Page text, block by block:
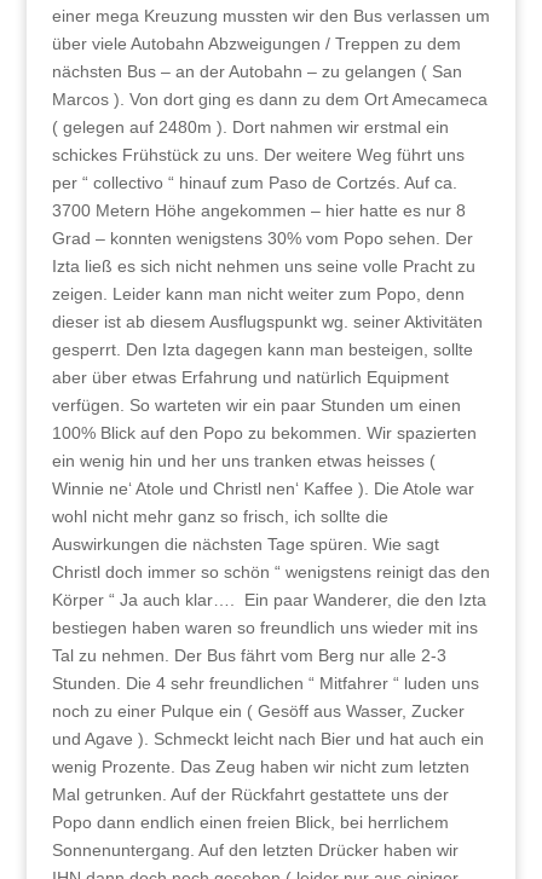
einer mega Kreuzung mussten wir den Bus verlassen um
über viele Autobahn Abzweigungen / Treppen zu dem
nächsten Bus – an der Autobahn – zu gelangen ( San
Marcos ). Von dort ging es dann zu dem Ort Amecameca
( gelegen auf 2480m ). Dort nahmen wir erstmal ein
schickes Frühstück zu uns. Der weitere Weg führt uns
per “ collectivo “ hinauf zum Paso de Cortzés. Auf ca.
3700 Metern Höhe angekommen – hier hatte es nur 8
Grad – konnten wenigstens 30% vom Popo sehen. Der
Izta ließ es sich nicht nehmen uns seine volle Pracht zu
zeigen. Leider kann man nicht weiter zum Popo, denn
dieser ist ab diesem Ausflugspunkt wg. seiner Aktivitäten
gesperrt. Den Izta dagegen kann man besteigen, sollte
aber über etwas Erfahrung und natürlich Equipment
verfügen. So warteten wir ein paar Stunden um einen
100% Blick auf den Popo zu bekommen. Wir spazierten
ein wenig hin und her uns tranken etwas heisses (
Winnie ne‘ Atole und Christl nen‘ Kaffee ). Die Atole war
wohl nicht mehr ganz so frisch, ich sollte die
Auswirkungen die nächsten Tage spüren. Wie sagt
Christl doch immer so schön “ wenigstens reinigt das den
Körper “ Ja auch klar…. Ein paar Wanderer, die den Izta
bestiegen haben waren so freundlich uns wieder mit ins
Tal zu nehmen. Der Bus fährt vom Berg nur alle 2-3
Stunden. Die 4 sehr freundlichen “ Mitfahrer “ luden uns
noch zu einer Pulque ein ( Gesöff aus Wasser, Zucker
und Agave ). Schmeckt leicht nach Bier und hat auch ein
wenig Prozente. Das Zeug haben wir nicht zum letzten
Mal getrunken. Auf der Rückfahrt gestattete uns der
Popo dann endlich einen freien Blick, bei herrlichem
Sonnenuntergang. Auf den letzten Drücker haben wir